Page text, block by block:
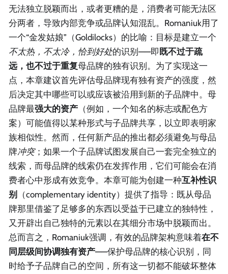
无法独立脱颖而出，或者更糟的是，消费者可能无法区
分两者，导致内部竞争或品牌认知混乱。Romaniuk用了
一个“金发姑娘”（Goldilocks）的比喻：目标是建立一个
不太热，不太冷，恰到好处的识别——即 既不过于疏
远，也不过于重复母品牌的独有识别。为了实现这一
点，本章建议首先评估母品牌现有独有资产的强度，然
后决定其中哪些可以或应该被沿用到新的子品牌中。母
品牌最强大的资产 （例如，一个知名的标志或配色方
案）可能值得以某种形式与子品牌共享，以立即表明家
族相似性。然而，任何新产品的推出都必须避免与母品
牌冲突；如果一个子品牌试图发展自己一套完全独立的
线索，而母品牌的线索仍在发挥作用，它们可能会在消
费者心中形成有效竞争。本章可能为创建一种互补性识
别
（complementary identity）提供了指导：既从母品
牌那里借鉴了足够多的东西以受益于已建立的独特性，
又开辟出自己独特的元素以在其细分市场中脱颖而出。
总而言之，Romaniuk强调，有效的品牌架构意味着在不
同层级间协调独有资产——保护母品牌的核心识别，同
时给予子品牌自己的空间，所有这一切都不能破坏整体